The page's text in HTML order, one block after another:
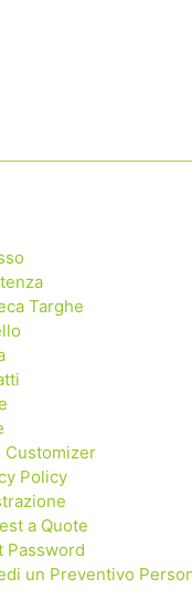
Targhe
Customizer
Policy
a Quote
Password
un Preventivo